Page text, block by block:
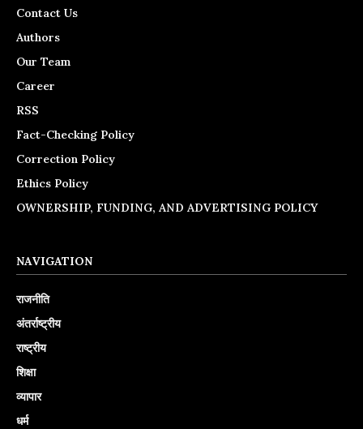
Contact Us
Authors
Our Team
Career
RSS
Fact-Checking Policy
Correction Policy
Ethics Policy
OWNERSHIP, FUNDING, AND ADVERTISING POLICY
NAVIGATION
राजनीति
अंतर्राष्ट्रीय
राष्ट्रीय
शिक्षा
व्यापार
धर्म